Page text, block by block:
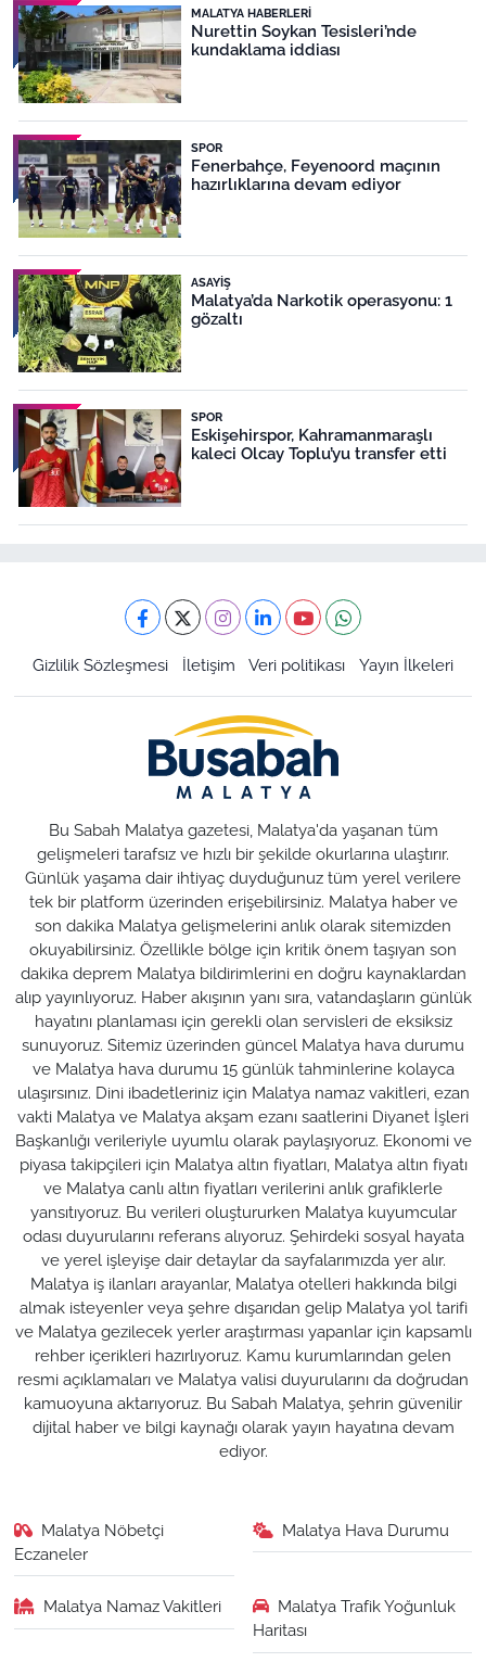
MALATYA HABERLERI
Nurettin Soykan Tesisleri’nde
kundaklama iddiası
SPOR
Fenerbahçe, Feyenoord maçının
hazırlıklarına devam ediyor
ASAYIŞ
Malatya’da Narkotik operasyonu: 1
gözaltı
SPOR
Eskişehirspor, Kahramanmaraşlı
kaleci Olcay Toplu’yu transfer etti
Gizlilik Sözleşmesi İletişim Veri politikası Yayın İlkeleri
Bu Sabah Malatya gazetesi, Malatya'da yaşanan tüm
gelişmeleri tarafsız ve hızlı bir şekilde okurlarına ulaştırır.
Günlük yaşama dair ihtiyaç duyduğunuz tüm yerel verilere
tek bir platform üzerinden erişebilirsiniz. Malatya haber ve
son dakika Malatya gelişmelerini anlık olarak sitemizden
okuyabilirsiniz. Özellikle bölge için kritik önem taşıyan son
dakika deprem Malatya bildirimlerini en doğru kaynaklardan
alıp yayınlıyoruz. Haber akışının yanı sıra, vatandaşların günlük
hayatını planlaması için gerekli olan servisleri de eksiksiz
sunuyoruz. Sitemiz üzerinden güncel Malatya hava durumu
ve Malatya hava durumu 15 günlük tahminlerine kolayca
ulaşırsınız. Dini ibadetleriniz için Malatya namaz vakitleri, ezan
vakti Malatya ve Malatya akşam ezanı saatlerini Diyanet İşleri
Başkanlığı verileriyle uyumlu olarak paylaşıyoruz. Ekonomi ve
piyasa takipçileri için Malatya altın fiyatları, Malatya altın fiyatı
ve Malatya canlı altın fiyatları verilerini anlık grafiklerle
yansıtıyoruz. Bu verileri oluştururken Malatya kuyumcular
odası duyurularını referans alıyoruz. Şehirdeki sosyal hayata
ve yerel işleyişe dair detaylar da sayfalarımızda yer alır.
Malatya iş ilanları arayanlar, Malatya otelleri hakkında bilgi
almak isteyenler veya şehre dışarıdan gelip Malatya yol tarifi
ve Malatya gezilecek yerler araştırması yapanlar için kapsamlı
rehber içerikleri hazırlıyoruz. Kamu kurumlarından gelen
resmi açıklamaları ve Malatya valisi duyurularını da doğrudan
kamuoyuna aktarıyoruz. Bu Sabah Malatya, şehrin güvenilir
dijital haber ve bilgi kaynağı olarak yayın hayatına devam
ediyor.
Malatya Nöbetçi
Eczaneler
Malatya Hava Durumu
Malatya Namaz Vakitleri
Malatya Trafik Yoğunluk
Haritası